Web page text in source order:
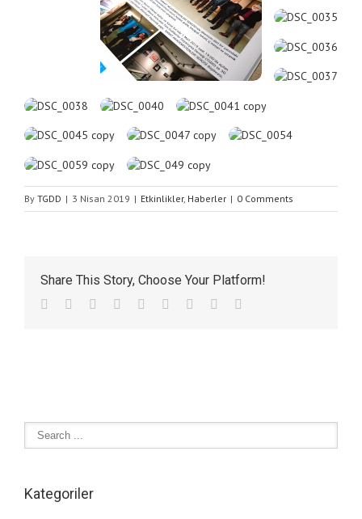
By TGDD | 3 Nisan 2019 | Etkinlikler, Haberler | 0 Comments
Share This Story, Choose Your Platform!
Kategoriler